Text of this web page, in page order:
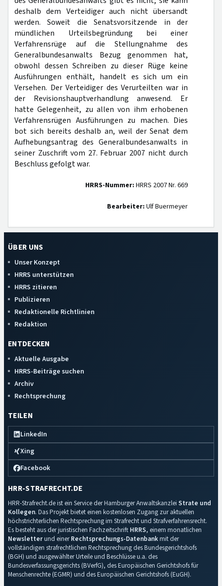
deshalb dem Verteidiger auch nicht übersandt
werden. Soweit die Senatsvorsitzende in der
mündlichen Urteilsbegründung bei einer
Verfahrensrüge auf die Stellungnahme des
Generalbundesanwalts Bezug genommen hat,
obwohl dessen Schreiben zu dieser Rüge keine
Ausführungen enthält, handelt es sich um ein
Versehen. Der Verteidiger des Verurteilten war in
der Revisionshauptverhandlung anwesend. Er
hatte Gelegenheit, zu allen von ihm erhobenen
Verfahrensrügen Ausführungen zu machen. Dies
bot sich bereits deshalb an, weil der Senat dem
Aufhebungsantrag des Generalbundesanwalts in
seiner Zuschrift vom 27. Februar 2007 nicht durch
Beschluss gefolgt war.
HRRS-Nummer: HRRS 2007 Nr. 669
Bearbeiter: Ulf Buermeyer
ÜBER UNS
Unser Konzept
HRRS unterstützen
HRRS zitieren
Publizieren
Redaktionelle Richtlinien
Redaktion
ENTDECKEN
Aktuelle Ausgabe
HRRS-Beiträge suchen
Archiv
Rechtsprechung
TEILEN
LinkedIn
Xing
Facebook
HRR-STRAFRECHT.DE
HRR-Strafrecht.de ist ein Service der Hamburger Anwaltskanzlei Strate und
Kollegen. Das Projekt bietet einen kostenlosen Zugang zur aktuellen
höchstrichterlichen Rechtsprechung im Strafrecht und Strafverfahrensrecht.
Es besteht aus der juristischen Fachzeitschrift HRRS, einem monatlichen
Newsletterund einerRechtsprechungs-Datenbankmit der
vollständigen strafrechtlichen Rechtsprechung des Bundesgerichtshofs
(BGH) und ausgewählter Urteile und Beschlüsse u.a. des
Bundesverfassungsgerichts (BVerfG), des Europäischen Gerichtshofs für
Menschenrechte (EGMR) und des Europäischen Gerichtshofs (EuGH).